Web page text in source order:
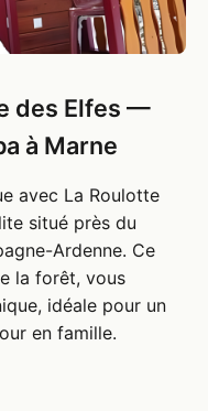
des Elfes —
à Marne
avec La Roulotte
situé près du
Ardenne. Ce
la forêt, vous
idéale pour un
en famille.